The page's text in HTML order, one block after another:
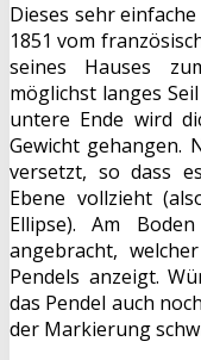
Dieses sehr
1851 vom
seines Hauses
möglichst langes
untere Ende wird
Gewicht gehangen.
versetzt, so dass
Ebene vollzieht
Ellipse). Am
angebracht,
Pendels anzeigt.
das Pendel auch
der Markierung